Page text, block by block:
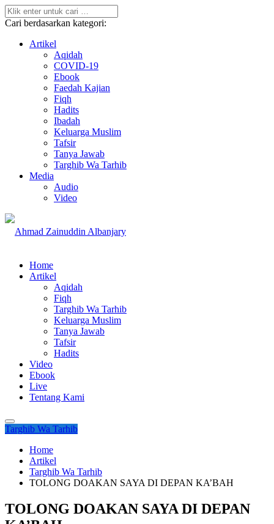
Cari berdasarkan kategori:
Artikel
Aqidah
COVID-19
Ebook
Faedah Kajian
Fiqh
Hadits
Ibadah
Keluarga Muslim
Tafsir
Tanya Jawab
Targhib Wa Tarhib
Media
Audio
Video
Home
Artikel
Aqidah
Fiqh
Targhib Wa Tarhib
Keluarga Muslim
Tanya Jawab
Tafsir
Hadits
Video
Ebook
Live
Tentang Kami
Targhib Wa Tarhib
Home
Artikel
Targhib Wa Tarhib
TOLONG DOAKAN SAYA DI DEPAN KA’BAH
TOLONG DOAKAN SAYA DI DEPAN